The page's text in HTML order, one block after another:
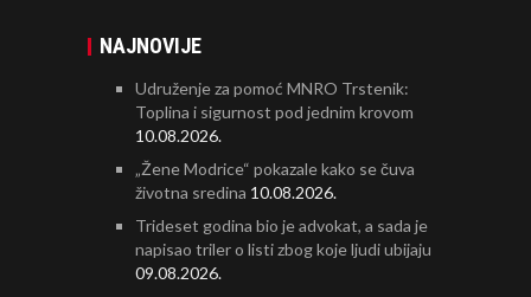
NAJNOVIJE
Udruženje za pomoć MNRO Trstenik:
Toplina i sigurnost pod jednim krovom
10.08.2026.
„Žene Modrice“ pokazale kako se čuva
životna sredina 10.08.2026.
Trideset godina bio je advokat, a sada je
napisao triler o listi zbog koje ljudi ubijaju
09.08.2026.